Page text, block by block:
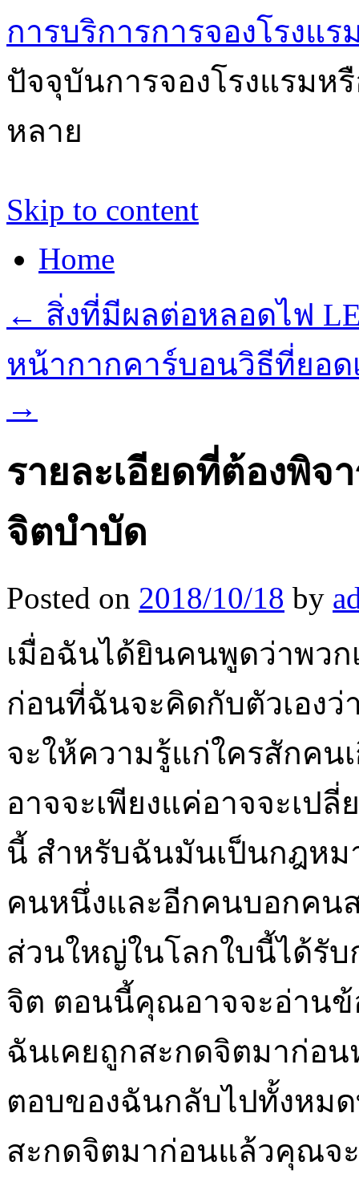
การบริการการจองโรงแ
ปัจจุบันการจองโรงแรมห
หลาย
Skip to content
Home
← สิ่งที่มีผลต่อหลอดไฟ
หน้ากากคาร์บอนวิธีที่ยอ
→
รายละเอียดที่ต้องพิจ
จิตบำบัด
Posted on 2018/10/18 by
เมื่อฉันได้ยินคนพูดว่าพวก
ก่อนที่ฉันจะคิดกับตัวเอง
จะให้ความรู้แก่ใครสักคน
อาจจะเพียงแค่อาจจะเป
นี้ สำหรับฉันมันเป็นกฎห
คนหนึ่งและอีกคนบอกคน
ส่วนใหญ่ในโลกใบนี้ได้รั
จิต ตอนนี้คุณอาจจะอ่าน
ฉันเคยถูกสะกดจิตมาก่อ
ตอบของฉันกลับไปทั้งหม
สะกดจิตมาก่อนแล้วคุณจ